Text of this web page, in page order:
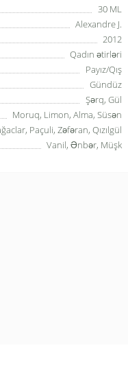
30 ML
Alexandre J.
2012
Qadın ətirləri
Payız/Qış
Gündüz
Şərq, Gül
Moruq, Limon, Alma, Süsən
Paçuli, Zəfəran, Qızılgül
Vanil, Ənbər, Müşk